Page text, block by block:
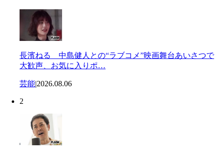
長濱ねる 中島健人との“ラブコメ”映画舞台あいさつで
大歓声、お気に入りポ…
芸能|2026.08.06
2